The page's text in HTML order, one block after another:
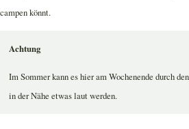
campen könnt.
Achtung
Im Sommer kann es hier am Wochenende durch
in der Nähe etwas laut werden.